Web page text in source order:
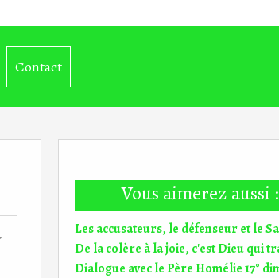
Contact
Vous aimerez aussi :